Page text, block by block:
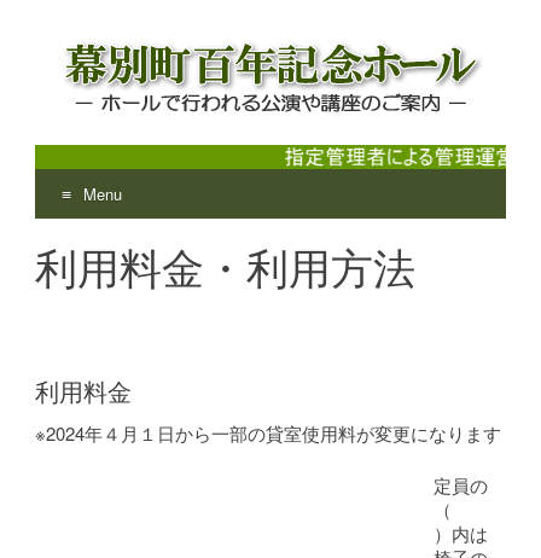
幕別町百年記念ホール
ホールで行われる公演や講座のご案内
Menu
to
content
利用料金・利用方法
利用料金
※2024年４月１日から一部の貸室使用料が変更になります
定員の
（
）内は